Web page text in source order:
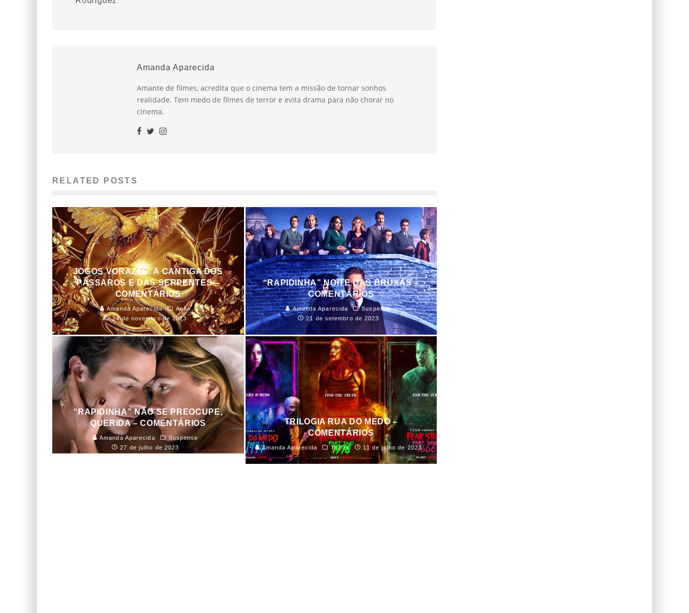
Amanda Aparecida
Amante de filmes, acredita que o cinema tem a missão de tornar sonhos
realidade. Tem medo de filmes de terror e evita drama para não chorar no
cinema.
RELATED POSTS
JOGOS VORAZES: A CANTIGA DOS
PÁSSAROS E DAS SERPENTES –
COMENTÁRIOS
Amanda Aparecida
Ação
24 de novembro de 2023
“RAPIDINHA” NOITE DAS BRUXAS –
COMENTÁRIOS
Amanda Aparecida
Suspense
21 de setembro de 2023
“RAPIDINHA” NÃO SE PREOCUPE,
QUERIDA – COMENTÁRIOS
Amanda Aparecida
Suspense
27 de julho de 2023
TRILOGIA RUA DO MEDO –
COMENTÁRIOS
Amanda Aparecida Terror 11 de julho de 2023